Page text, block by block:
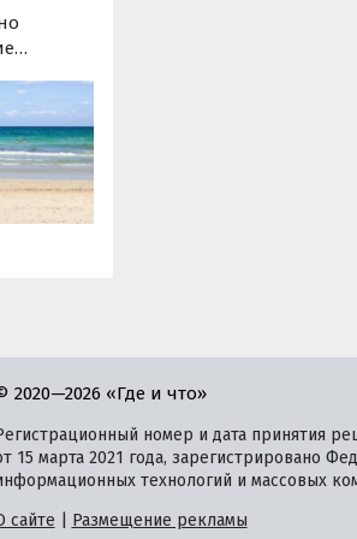
сообщили
уже
на
2020—2026 «Где и что»
номер и дата принятия
15 марта 2021 года, зарегистрировано
технологий и массовых
сайте
Размещение рекламы